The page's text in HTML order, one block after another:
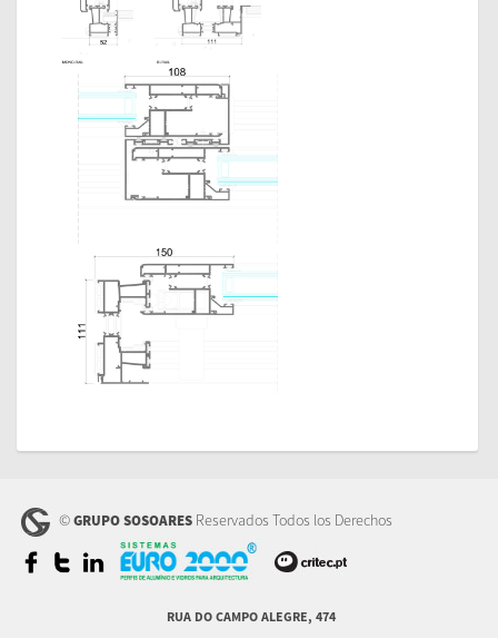
Detalles
Pormenores
PE+
Catálogo
Técnico
Técnico PE+
INF TECNICA
N0594-27022025
Alteração da
Ferragem
Elevatória
ITT PE+
Resumos PE+ -
©GRUPO SOSOARES Reservados Todos los Derechos
RUA DO CAMPO ALEGRE, 474